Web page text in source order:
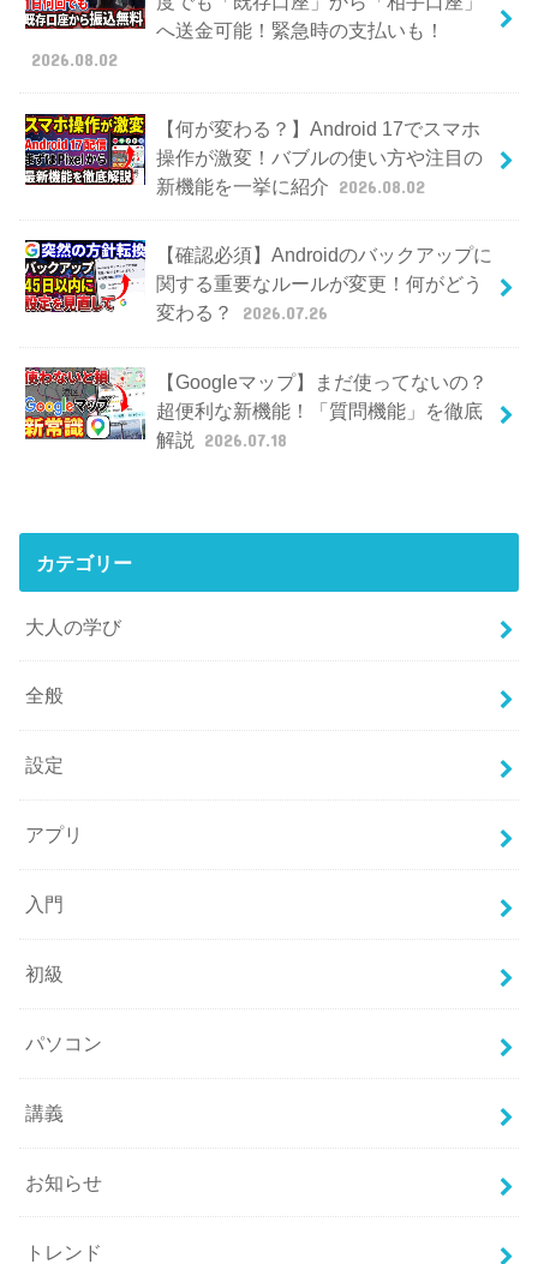
へ送金可能！緊急時の支払いも！
2026.08.02
【何が変わる？】Android 17でスマホ
操作が激変！バブルの使い方や注目の
新機能を一挙に紹介 2026.08.02
【確認必須】Androidのバックアップに
関する重要なルールが変更！何がどう
変わる？
2026.07.26
【Googleマップ】まだ使ってないの？
超便利な新機能！「質問機能」を徹底
解説
2026.07.18
カテゴリー
大人の学び
全般
設定
アプリ
入門
初級
パソコン
講義
お知らせ
トレンド